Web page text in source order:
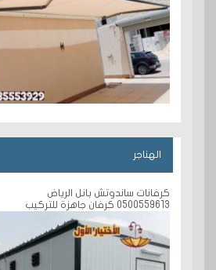
الهناجر
كرفانات ساندوتش بانل الرياض
0500559613 كرفان جاهزة للتركيب